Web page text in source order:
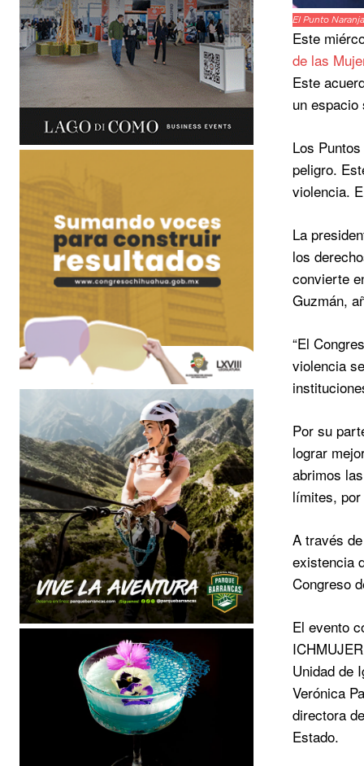
El Punto
Este
de las
Este
un
Los
peligro.
violencia.
La
los
convierte
Guzmán,
“El
violencia
Por su
lograr
abrimos
límites,
A través
existencia
Congreso
El evento
Unidad de
Verónica
directora
Estado.